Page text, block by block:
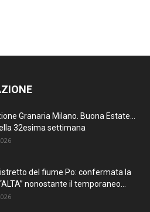
Granaria Milano. Buona Estate…
32esima settimana
del fiume Po: confermata la
nonostante il temporaneo...